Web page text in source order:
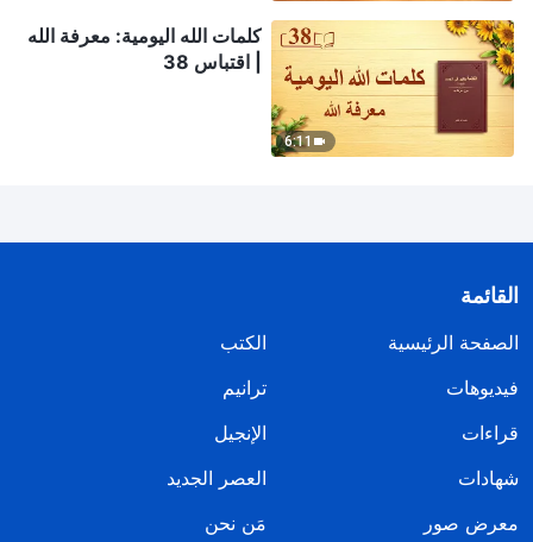
6:11
كلمات الله اليومية: معرفة الله
| اقتباس 38
القائمة
الصفحة الرئيسية
الكتب
فيديوهات
ترانيم
قراءات
الإنجيل
شهادات
العصر الجديد
معرض صور
مَن نحن